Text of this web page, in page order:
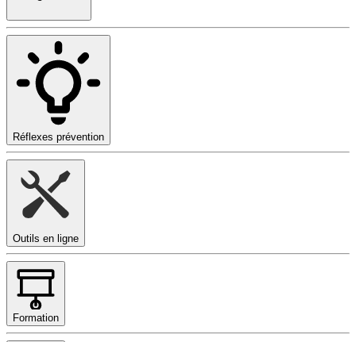
Réflexes prévention
Outils en ligne
Formation